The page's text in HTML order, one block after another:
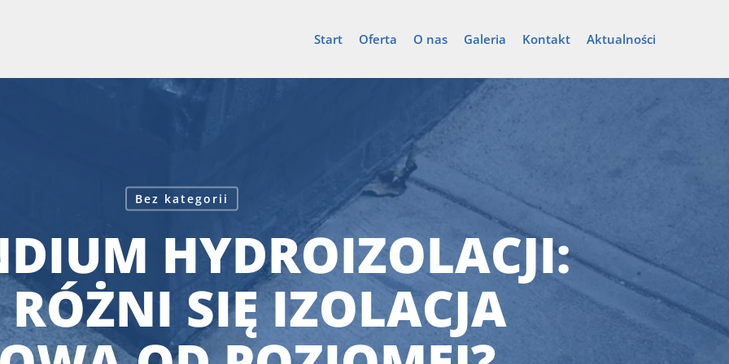
Start Oferta O nas Galeria Kontakt Aktualności
Bez kategorii
HYDROIZOLACJI:
SIĘ IZOLACJA